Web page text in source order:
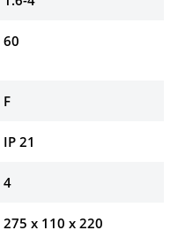
60
F
IP 21
4
275 x 110 x 220